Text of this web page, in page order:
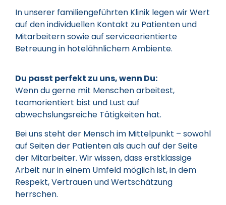
In unserer familiengeführten Klinik legen wir Wert
auf den individuellen Kontakt zu Patienten und
Mitarbeitern sowie auf serviceorientierte
Betreuung in hotelähnlichem Ambiente.
Du passt perfekt zu uns, wenn Du:
Wenn du gerne mit Menschen arbeitest,
teamorientiert bist und Lust auf
abwechslungsreiche Tätigkeiten hat.
Bei uns steht der Mensch im Mittelpunkt – sowohl
auf Seiten der Patienten als auch auf der Seite
der Mitarbeiter. Wir wissen, dass erstklassige
Arbeit nur in einem Umfeld möglich ist, in dem
Respekt, Vertrauen und Wertschätzung
herrschen.